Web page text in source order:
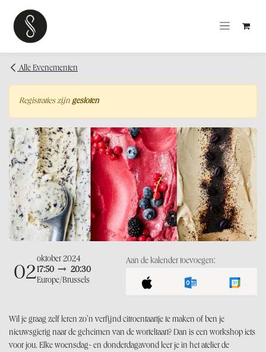
Alle Evenementen
Registraties zijn gesloten
02
oktober 2024
17:50
20:30
Europe/Brussels
Aan de kalender toevoegen:
Wil je graag zelf leren zo’n verfijnd citroentaartje te maken of ben je
nieuwsgierig naar de geheimen van de worteltaart? Dan is een workshop iets
voor jou. Elke woensdag- en donderdagavond leer je in het atelier de